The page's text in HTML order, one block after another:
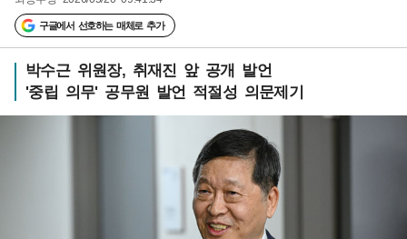
구글에서 선호하는 매체로 추가
박수근 위원장, 취재진 앞 공개 발언
'중립 의무' 공무원 발언 적절성 의문제기